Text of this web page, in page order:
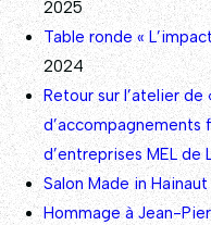
2025
Table ronde «
2024
Retour sur l’atelier
d’accompagnements
d’entreprises MEL de
Salon Made in Hainaut
Hommage à Jean-